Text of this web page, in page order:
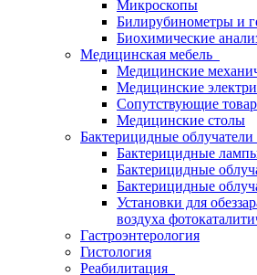
Микроскопы
Билирубинометры и
Биохимические
Медицинская мебель
Медицинские
Медицинские
Сопутствующие
Медицинские столы
Бактерицидные облучатели
Бактерицидные
Бактерицидные
Бактерицидные
Установки для
воздуха
Гастроэнтерология
Гистология
Реабилитация